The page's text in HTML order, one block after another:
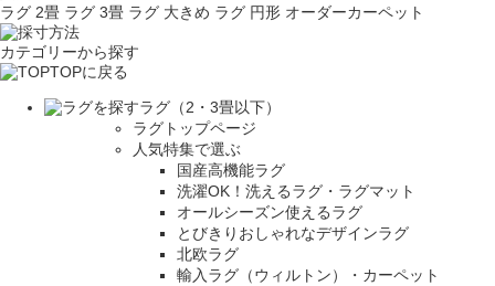
ラグ 2畳 ラグ 3畳 ラグ 大きめ ラグ 円形 オーダーカーペット
カテゴリーから探す
TOPに戻る
ラグ（2・3畳以下）
ラグトップページ
人気特集で選ぶ
国産高機能ラグ
洗濯OK！洗えるラグ・ラグマット
オールシーズン使えるラグ
とびきりおしゃれなデザインラグ
北欧ラグ
輸入ラグ（ウィルトン）・カーペット